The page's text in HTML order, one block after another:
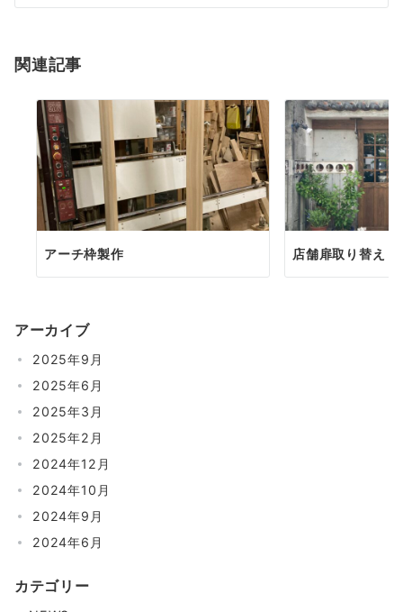
関連記事
アーチ枠製作 店舗扉取り替え
アーカイブ
2025年9月
2025年6月
2025年3月
2025年2月
2024年12月
2024年10月
2024年9月
2024年6月
カテゴリー